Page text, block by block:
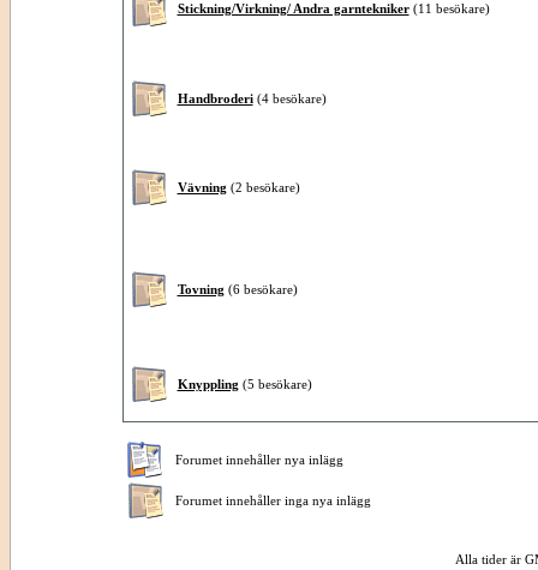
Stickning/Virkning/ Andra garntekniker (11 besökare)
Handbroderi (4 besökare)
Vävning (2 besökare)
Tovning (6 besökare)
Knyppling (5 besökare)
Forumet innehåller nya inlägg
Forumet innehåller inga nya inlägg
Alla tider är